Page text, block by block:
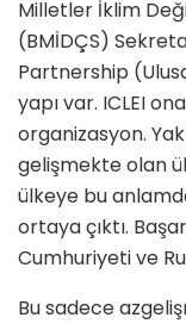
Milletler İklim
(BMİDÇS)
Partnership
yapı var. ICLEI
organizasyon.
gelişmekte olan
ülkeye bu
ortaya çıktı.
Cumhuriyeti ve
Bu sadece